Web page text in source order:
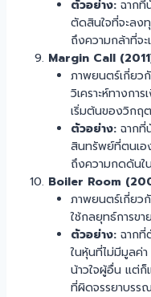
ตัวอย่าง: ฉากที่
ตัดสินใจที่จะลง
ถึงความกล้าที่จ
Margin Call
ภาพยนตร์เกี่ยว
วิเคราะห์ทางกา
เริ่มต้นของวิกฤ
ตัวอย่าง: ฉากที่
สินทรัพย์ที่ตนเอง
ถึงความกดดันใ
Boiler Room
ภาพยนตร์เกี่ยว
ใช้กลยุทธ์การข
ตัวอย่าง: ฉากที่
ในหุ้นที่ไม่มีมูลค่า
น้าวใจผู้อื่น แต่ก็
ที่ผิดจรรยาบรรณ